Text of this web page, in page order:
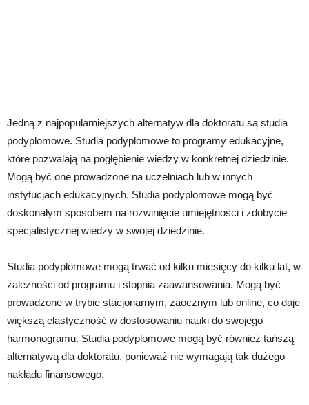
Jedną z najpopularniejszych alternatyw dla doktoratu są studia
podyplomowe. Studia podyplomowe to programy edukacyjne,
które pozwalają na pogłębienie wiedzy w konkretnej dziedzinie.
Mogą być one prowadzone na uczelniach lub w innych
instytucjach edukacyjnych. Studia podyplomowe mogą być
doskonałym sposobem na rozwinięcie umiejętności i zdobycie
specjalistycznej wiedzy w swojej dziedzinie.
Studia podyplomowe mogą trwać od kilku miesięcy do kilku lat, w
zależności od programu i stopnia zaawansowania. Mogą być
prowadzone w trybie stacjonarnym, zaocznym lub online, co daje
większą elastyczność w dostosowaniu nauki do swojego
harmonogramu. Studia podyplomowe mogą być również tańszą
alternatywą dla doktoratu, ponieważ nie wymagają tak dużego
nakładu finansowego.